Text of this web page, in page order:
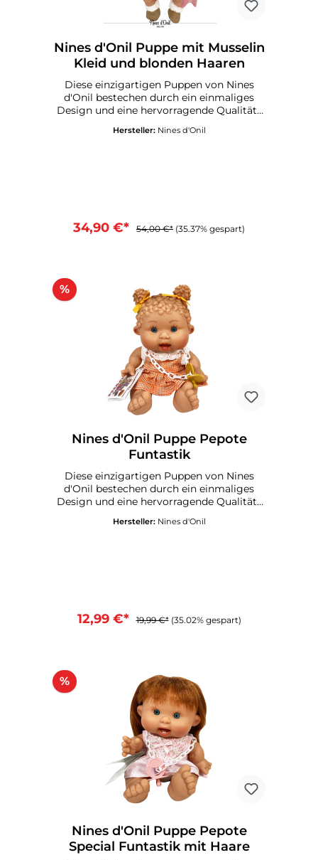
Nines d'Onil Puppe mit Musselin
Kleid und blonden Haaren
Diese einzigartigen Puppen von Nines
d'Onil bestechen durch ein einmaliges
Design und eine hervorragende Qualität .
.Körper aus VinylRiecht dezent nach
Hersteller: Nines d'Onil
34,90 €* 54,00 €* (35.37% gespart)
%
Nines d'Onil Puppe Pepote
Funtastik
Diese einzigartigen Puppen von Nines
d'Onil bestechen durch ein einmaliges
Design und eine hervorragende Qualität .
und und mit einem Qualitätssiegel
Hersteller: Nines d'Onil
12,99 €* 19,99 €* (35.02% gespart)
%
Nines d'Onil Puppe Pepote
Special Funtastik mit Haare